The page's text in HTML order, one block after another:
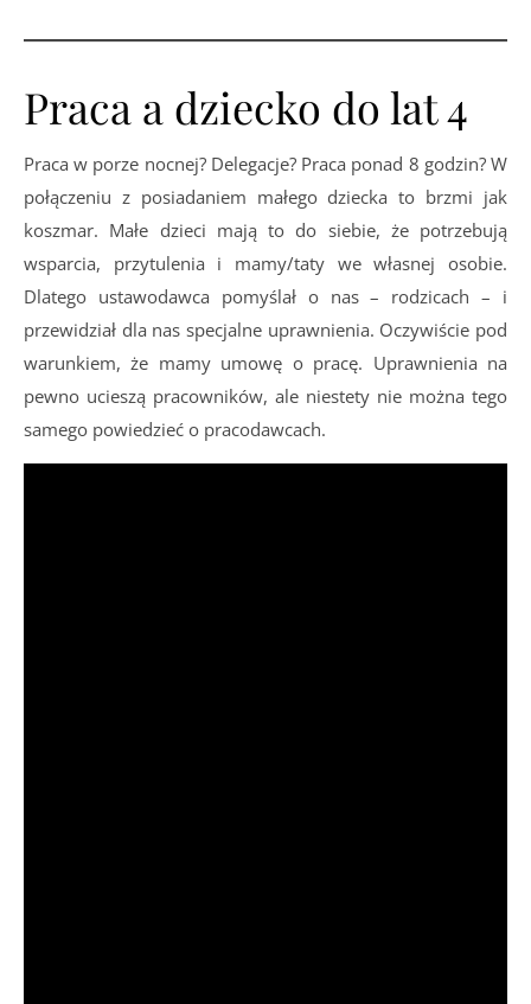
Praca a dziecko do lat 4
Praca w porze nocnej? Delegacje? Praca ponad 8 godzin? W
połączeniu z posiadaniem małego dziecka to brzmi jak
koszmar. Małe dzieci mają to do siebie, że potrzebują
wsparcia, przytulenia i mamy/taty we własnej osobie.
Dlatego ustawodawca pomyślał o nas – rodzicach – i
przewidział dla nas specjalne uprawnienia. Oczywiście pod
warunkiem, że mamy umowę o pracę. Uprawnienia na
pewno ucieszą pracowników, ale niestety nie można tego
samego powiedzieć o pracodawcach.